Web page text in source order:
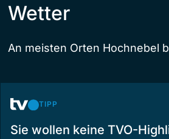
Wetter
An meisten Orten Hochnebel
TIPP
Sie wollen keine TVO-